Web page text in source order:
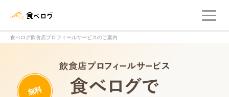
食べログ飲食店プロフィールサービスのご案内
無料